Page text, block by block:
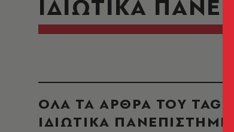
ΙΔΙΩΤΙΚΑ
ΟΛΑ ΤΑ ΑΡΘΡΑ ΤΟΥ TAG
ΙΔΙΩΤΙΚΑ ΠΑΝΕΠΙΣΤΗΜΙΑ